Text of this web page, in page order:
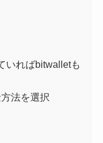
いればbitwalletも
法を選択